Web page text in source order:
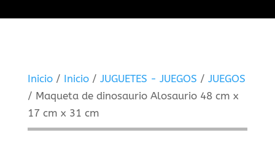
Inicio/ Inicio/ JUGUETES - JUEGOS / JUEGOS
/ Maqueta de dinosaurio Alosaurio 48 cm x
17 cm x 31 cm